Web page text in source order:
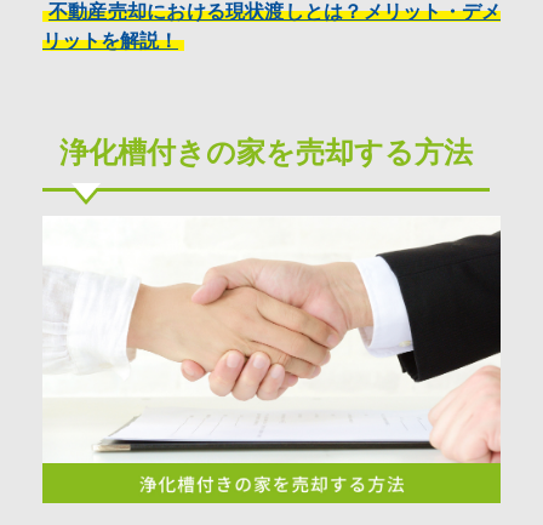
不動産売却における現状渡しとは？メリット・デメ
リットを解説！
浄化槽付きの家を売却する方法